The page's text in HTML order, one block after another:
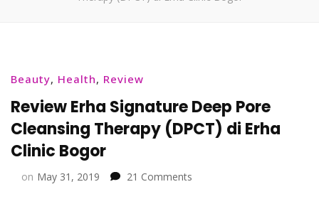
Beauty, Health, Review
Review Erha Signature Deep Pore
Cleansing Therapy (DPCT) di Erha
Clinic Bogor
on May 31, 2019 21 Comments